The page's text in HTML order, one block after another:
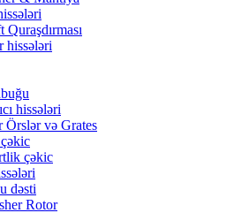
Quraşdırması
hissələri
hissələri
Örslər və Grates
çəkic
dəsti
Rotor